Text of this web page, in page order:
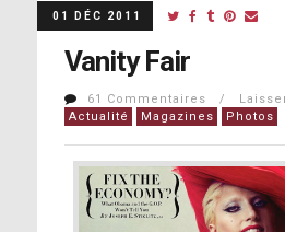
01 DÉC 2011
Vanity Fair
61 Commentaires /
Actualité
Magazines Photos